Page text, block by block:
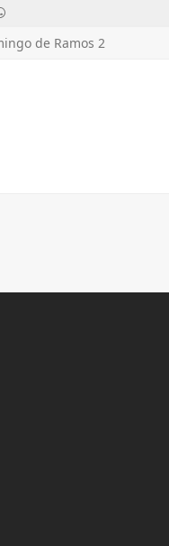
de Ramos 2